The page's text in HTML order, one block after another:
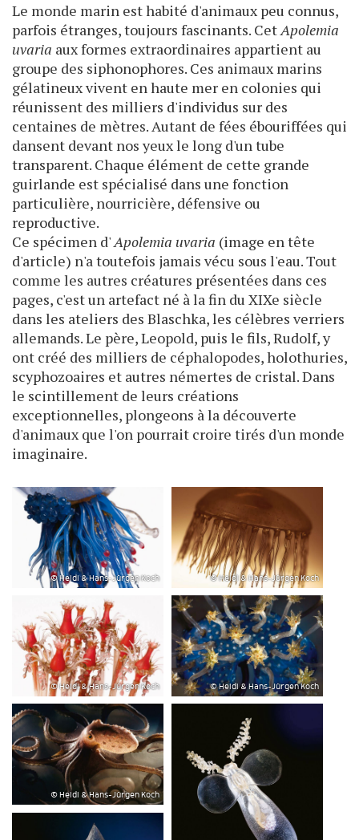
Le monde marin est habité d'animaux peu connus,
parfois étranges, toujours fascinants. CetApolemia
uvaria aux formes extraordinaires appartient au
groupe des siphonophores. Ces animaux marins
gélatineux vivent en haute mer en colonies qui
réunissent des milliers d'individus sur des
centaines de mètres. Autant de fées ébouriffées qui
dansent devant nos yeux le long d'un tube
transparent. Chaque élément de cette grande
guirlande est spécialisé dans une fonction
particulière, nourricière, défensive ou
reproductive.
Ce spécimen d'Apolemia uvaria (image en tête
d'article) n'a toutefois jamais vécu sous l'eau. Tout
comme les autres créatures présentées dans ces
pages, c'est un artefact né à la fin du XIXe siècle
dans les ateliers des Blaschka, les célèbres verriers
allemands. Le père, Leopold, puis le fils, Rudolf, y
ont créé des milliers de céphalopodes, holothuries,
scyphozoaires et autres némertes de cristal. Dans
le scintillement de leurs créations
exceptionnelles, plongeons à la découverte
d'animaux que l'on pourrait croire tirés d'un monde
imaginaire.
© Heidi & Hans-Jürgen Koch © Heidi & Hans-Jürgen Koch
© Heidi & Hans-Jürgen Koch © Heidi & Hans-Jürgen Koch
© Heidi & Hans-Jürgen Koch